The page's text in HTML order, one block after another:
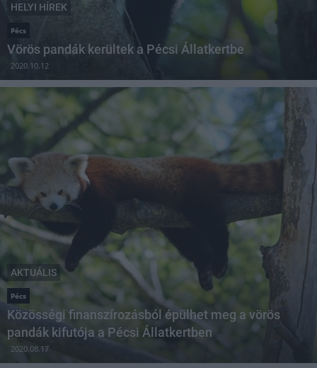
HELYI HÍREK
Pécs
Vörös pandák kerültek a Pécsi Állatkertbe
2020.10.12
AKTUÁLIS
Pécs
Közösségi finanszírozásból épülhet meg a vörös
pandák kifutója a Pécsi Állatkertben
2020.08.17